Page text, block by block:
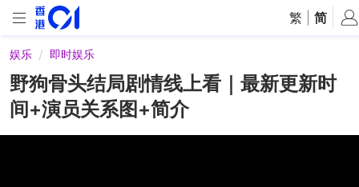
繁 简
娱乐 即时娱乐
野狗骨头结局剧情线上看｜最新更新时
间+演员关系图+简介